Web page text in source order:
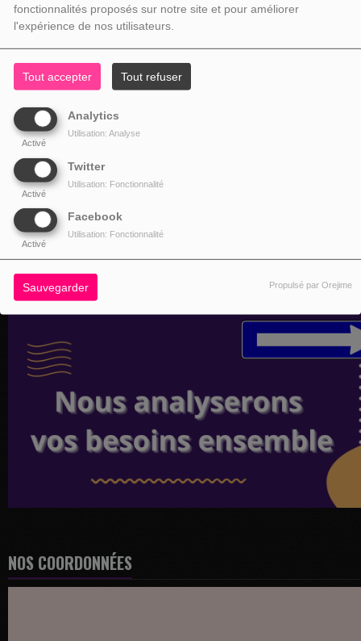
fonctionnalités proposés sur notre site et pour améliorer
l'expérience de nos utilisateurs.
Tout accepter Tout refuser
Analytics
Activé
Utilisation: Analyse
Twitter
Activé
Utilisation: Fonctionnalité
Facebook
Activé
Utilisation: Fonctionnalité
Sauvegarder Propulsé par Orejime
NOS COORDONNÉES